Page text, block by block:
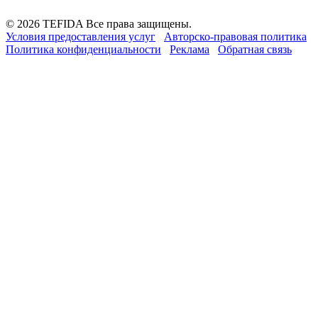
© 2026 TEFIDA Все права защищены.
Условия предоставления услуг
Авторско-правовая политика
Политика конфиденциальности
Реклама Обратная связь